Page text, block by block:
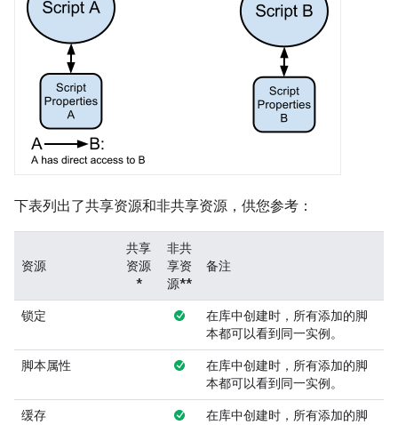
下表列出了共享资源和非共享资源，供您参考：
资源
共享
资源
*
非共
享资
源**
备注
锁定
在库中创建时，所有添加的脚
本都可以看到同一实例。
脚本属性
在库中创建时，所有添加的脚
本都可以看到同一实例。
缓存
在库中创建时，所有添加的脚